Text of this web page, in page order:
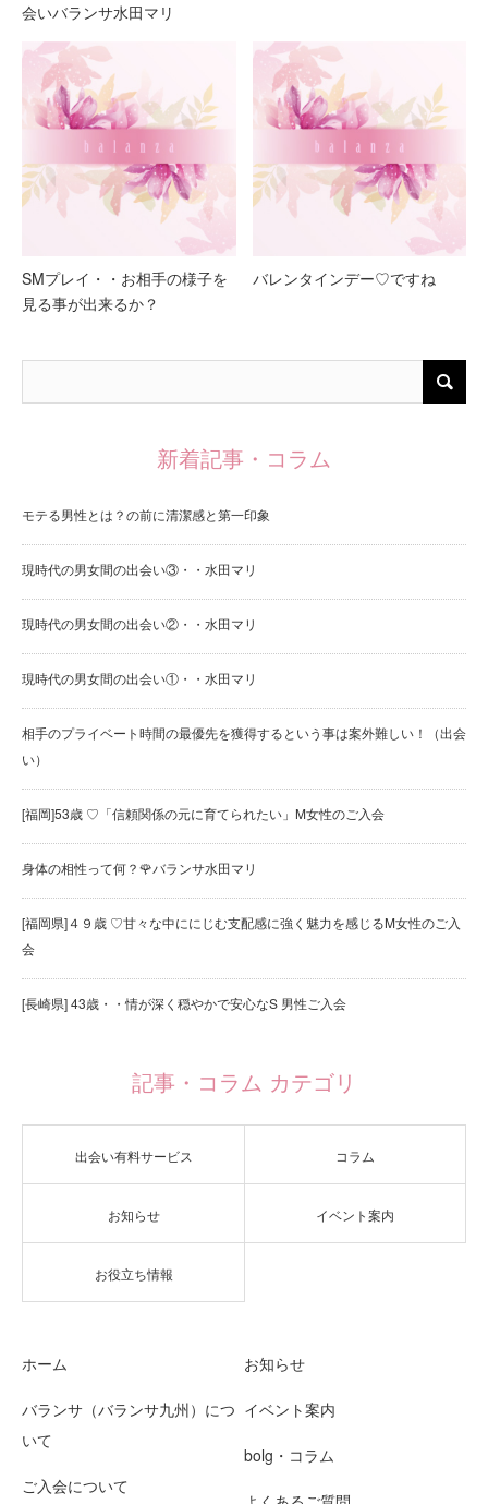
会いバランサ水田マリ
SMプレイ・・お相手の様子を
見る事が出来るか？
バレンタインデー♡ですね
新着記事・コラム
モテる男性とは？の前に清潔感と第一印象
現時代の男女間の出会い③・・水田マリ
現時代の男女間の出会い②・・水田マリ
現時代の男女間の出会い①・・水田マリ
相手のプライベート時間の最優先を獲得するという事は案外難しい！（出会
い）
[福岡]53歳 ♡「信頼関係の元に育てられたい」M女性のご入会
身体の相性って何？🌹バランサ水田マリ
[福岡県]４９歳 ♡甘々な中ににじむ支配感に強く魅力を感じるM女性のご入
会
[長崎県] 43歳・・情が深く穏やかで安心なS 男性ご入会
記事・コラム カテゴリ
出会い有料サービス コラム
お知らせ イベント案内
お役立ち情報
ホーム
バランサ（バランサ九州）につ
いて
ご入会について
お知らせ
イベント案内
bolg・コラム